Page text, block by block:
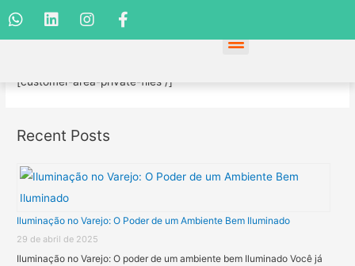
Meus arquivos
[customer-area-private-files /]
Recent Posts
Iluminação no Varejo: O Poder de um Ambiente Bem Iluminado
29 de abril de 2025
Iluminação no Varejo: O poder de um ambiente bem Iluminado Você já